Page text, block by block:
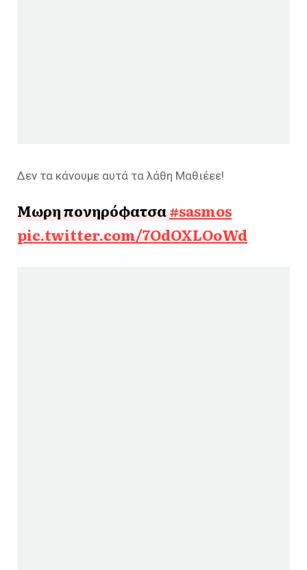
Δεν τα κάνουμε αυτά τα λάθη Μαθιέεε!
Μωρη πονηρόφατσα#sasmos
pic.twitter.com/7OdOXLOoWd